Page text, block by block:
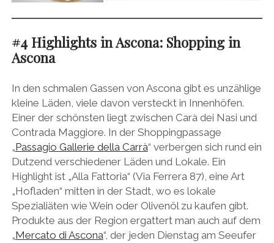
#4 Highlights in Ascona: Shopping in
Ascona
In den schmalen Gassen von Ascona gibt es unzählige
kleine Läden, viele davon versteckt in Innenhöfen.
Einer der schönsten liegt zwischen Carà dei Nasi und
Contrada Maggiore. In der Shoppingpassage
„Passagio Gallerie della Carrà“ verbergen sich rund ein
Dutzend verschiedener Läden und Lokale. Ein
Highlight ist „Alla Fattoria“ (Via Ferrera 87), eine Art
„Hofladen“ mitten in der Stadt, wo es lokale
Spezialiäten wie Wein oder Olivenöl zu kaufen gibt.
Produkte aus der Region ergattert man auch auf dem
„Mercato di Ascona“, der jeden Dienstag am Seeufer